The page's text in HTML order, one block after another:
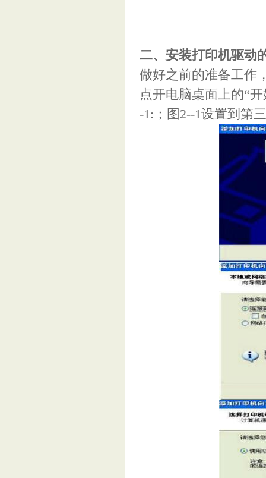
二、安装打印机驱动
做好之前的准备工作
点开电脑桌面上的“
-1:；图2--1设置到第